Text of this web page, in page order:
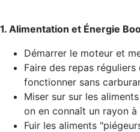
1. Alimentation et Énergie
Démarrer le moteur et
Faire des repas
fonctionner sans
Miser sur sur les
on en connaît un rayon à
Fuir les aliments